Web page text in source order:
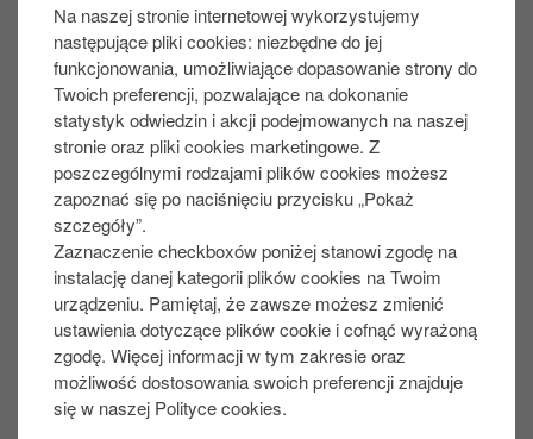
Na naszej stronie internetowej wykorzystujemy
następujące pliki cookies: niezbędne do jej
funkcjonowania, umożliwiające dopasowanie strony do
Twoich preferencji, pozwalające na dokonanie
statystyk odwiedzin i akcji podejmowanych na naszej
stronie oraz pliki cookies marketingowe. Z
poszczególnymi rodzajami plików cookies możesz
zapoznać się po naciśnięciu przycisku „Pokaż
szczegóły”.
Zaznaczenie checkboxów poniżej stanowi zgodę na
instalację danej kategorii plików cookies na Twoim
urządzeniu. Pamiętaj, że zawsze możesz zmienić
ustawienia dotyczące plików cookie i cofnąć wyrażoną
zgodę. Więcej informacji w tym zakresie oraz
możliwość dostosowania swoich preferencji znajduje
się w naszej Polityce cookies.
jaki sposób gromadzimy, wykorzystujemy,
przechowujemy i przekazujemy Twoje dane
osobowe.
Polityka prywatności Circle K
Kim jesteśmy?
W jaki sposób i w jakich sytuacjach stosuje
się oświadczenie dotyczące prywatności?
W jaki sposób Circle K działa jako